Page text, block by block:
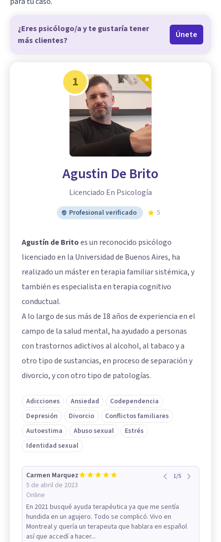
¿Eres psicólogo/a y te gustaría tener
más clientes?
Únete
1
Agustin De Brito
Licenciado En Psicología
Profesional verificado 5
Agustín de Britoes un reconocido psicólogo
licenciado en la Universidad de Buenos Aires, ha
realizado un máster en terapia familiar sistémica, y
también es especialista en terapia cognitivo
conductual.
A lo largo de sus más de 18 años de experiencia en el
campo de la salud mental, ha ayudado a personas
con trastornos adictivos al alcohol, al tabaco y a
otro tipo de sustancias, en proceso de separación y
divorcio, y con otro tipo de patologías.
Adicciones Ansiedad
Codependencia
Depresión
Divorcio
Conflictos familiares
Autoestima
Abuso sexual
Estrés
Identidad sexual
Carmen Marquez
5 de abril de 2023
Online
1/5
En 2021 busqué ayuda terapéutica ya que me sentía
hundida en un agujero. Todo se complicó. Vivo en
Montreal y quería un terapeuta que hablara en español
así que accedí a hacer...